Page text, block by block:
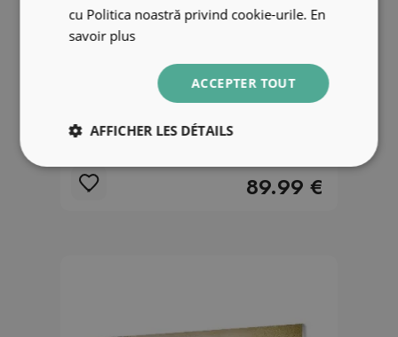
Tableau photo sur verre Guitare
électrique
89.99 €
cu Politica noastră privind cookie-urile. En
savoir plus
ACCEPTER TOUT
AFFICHER LES DÉTAILS